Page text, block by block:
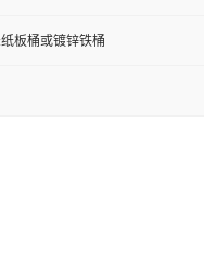
板桶或镀锌铁桶